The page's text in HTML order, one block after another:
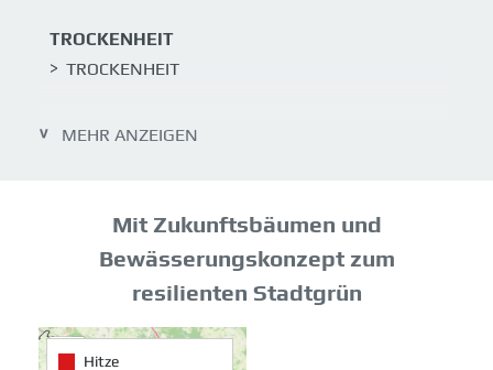
TROCKENHEIT
TROCKENHEIT
STARKREGEN
KOMPLEXE VORHABEN
KOMPLEXE VORHABEN
MEHR ANZEIGEN
Mit Zukunftsbäumen und
Bewässerungskonzept zum
resilienten Stadtgrün